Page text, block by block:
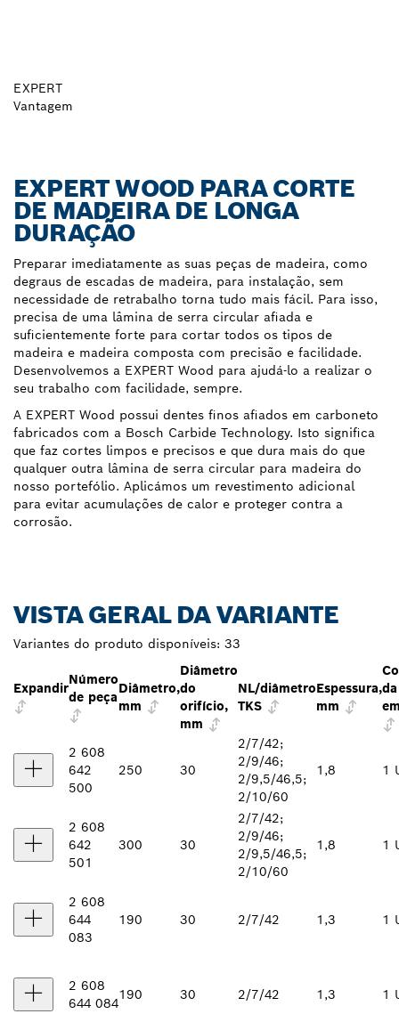
EXPERT
Vantagem
EXPERT WOOD PARA CORTE
DE MADEIRA DE LONGA
DURAÇÃO
Preparar imediatamente as suas peças de madeira, como
degraus de escadas de madeira, para instalação, sem
necessidade de retrabalho torna tudo mais fácil. Para isso,
precisa de uma lâmina de serra circular afiada e
suficientemente forte para cortar todos os tipos de
madeira e madeira composta com precisão e facilidade.
Desenvolvemos a EXPERT Wood para ajudá-lo a realizar o
seu trabalho com facilidade, sempre.
A EXPERT Wood possui dentes finos afiados em carboneto
fabricados com a Bosch Carbide Technology. Isto significa
que faz cortes limpos e precisos e que dura mais do que
qualquer outra lâmina de serra circular para madeira do
nosso portefólio. Aplicámos um revestimento adicional
para evitar acumulações de calor e proteger contra a
corrosão.
VISTA GERAL DA VARIANTE
Variantes do produto disponíveis: 33
Expandir
Número
de peça
Diâmetro,
mm
Diâmetro
do
orifício,
mm
NL/diâmetro
TKS
Espessura,
mm
da
2 608
642
500
250 30
2/7/42;
2/9/46;
2/9,5/46,5;
2/10/60
1,8 1
2 608
642
501
300 30
2/7/42;
2/9/46;
2/9,5/46,5;
2/10/60
1,8 1
2 608
644
083
190 30 2/7/42 1,3 1
2 608
644 084
190 30 2/7/42 1,3 1